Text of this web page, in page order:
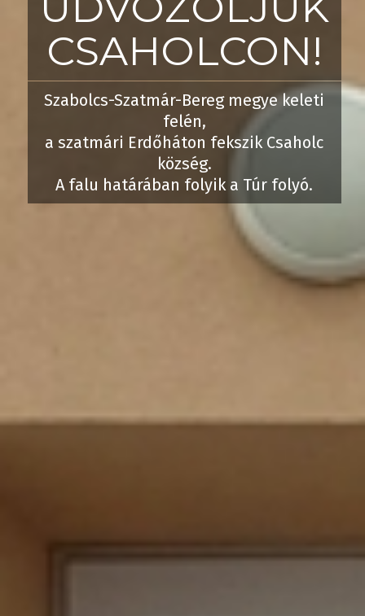
CSAHOLCON!
Szabolcs-Szatmár-Bereg megye keleti
felén,
a szatmári Erdőháton fekszik Csaholc
község.
A falu határában folyik a Túr folyó.